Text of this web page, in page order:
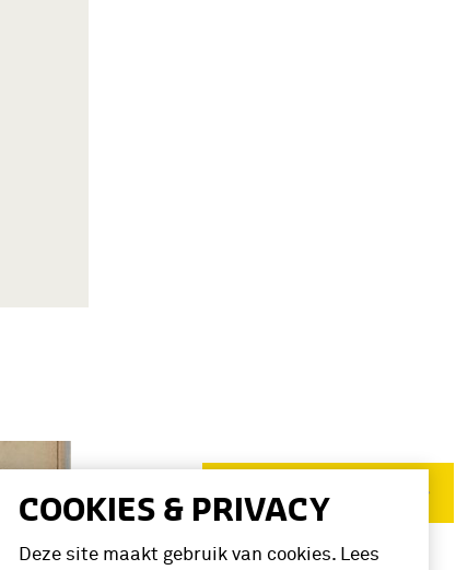
COOKIES & PRIVACY
Deze site maakt gebruik van cookies. Lees
Verwijder filters